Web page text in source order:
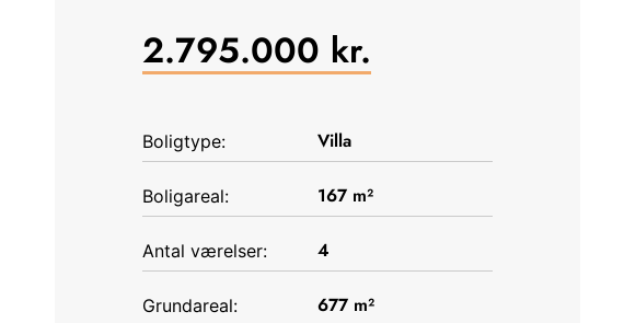
2.795.000 kr.
Boligtype: Villa
Boligareal: 167m²
Antal værelser: 4
Grundareal: 677m²